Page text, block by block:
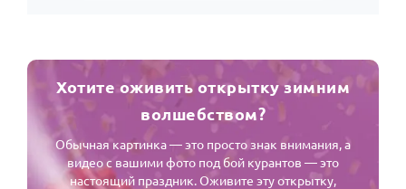
Хотите оживить открытку зимним
волшебством?
Обычная картинка — это просто знак внимания, а
видео с вашими фото под бой курантов — это
настоящий праздник. Оживите эту открытку,